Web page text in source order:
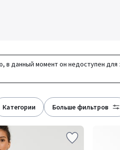
в данный момент он недоступен для
категории больше фильтров